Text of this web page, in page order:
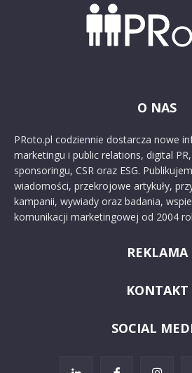
O NAS
PRoto.pl codziennie dostarcza nowe
marketingu i public relations, digital
sponsoringu, CSR oraz ESG.
wiadomości, przekrojowe artykuły,
kampanii, wywiady oraz badania,
komunikacji marketingowej od 2004
REKLAMA
KONTAKT
SOCIAL